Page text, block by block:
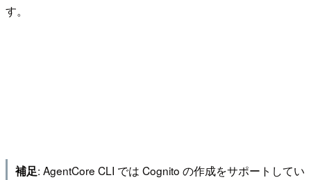
す。
補足: AgentCore CLI では Cognito の作成をサポートしてい